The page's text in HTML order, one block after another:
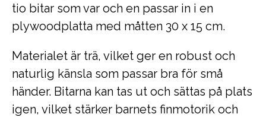
tio bitar som var och en passar in i en
plywoodplatta med måtten 30 x 15 cm.
Materialet är trä, vilket ger en robust och
naturlig känsla som passar bra för små
händer. Bitarna kan tas ut och sättas på plats
igen, vilket stärker barnets finmotorik och